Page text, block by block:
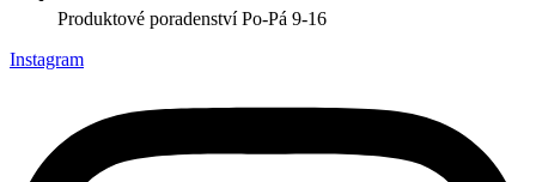
Produktové poradenství Po-Pá 9-16
Instagram